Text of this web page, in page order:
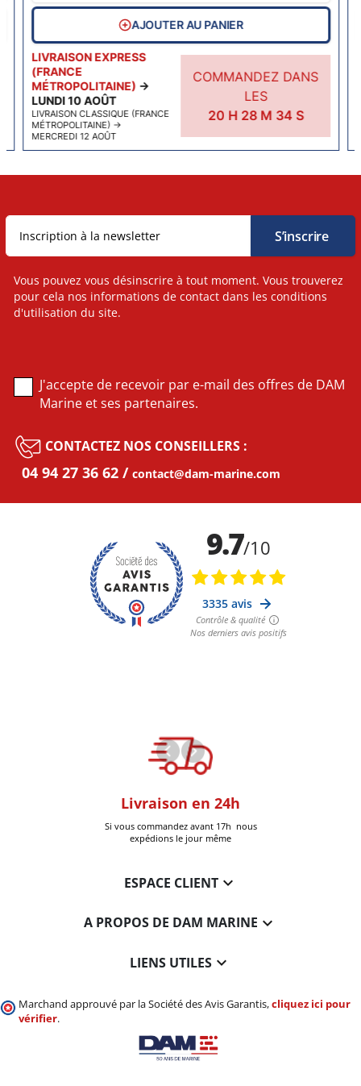
LIVRAISON EXPRESS
(FRANCE
MÉTROPOLITAINE) →
LUNDI 10 AOÛT
LIVRAISON CLASSIQUE (FRANCE
MÉTROPOLITAINE) →
MERCREDI 12 AOÛT
COMMANDEZ DANS
LES
20 H 28M 34S
AJOUTER AU PANIER
Livraison en 24h
Si vous commandez avant 17h nous
expédions le jour même
Vous pouvez vous désinscrire à tout moment. Vous trouverez
pour cela nos informations de contact dans les conditions
d'utilisation du site.
J'accepte de recevoir par e-mail des offres de DAM
Marine et ses partenaires.
CONTACTEZ NOS CONSEILLERS :
04 94 27 36 62 contact@dam-marine.com
ESPACE CLIENT
A PROPOS DE DAM MARINE 
LIENS UTILES 
Marchand approuvé par la Société des Avis Garantis,cliquez ici pour
vérifier.